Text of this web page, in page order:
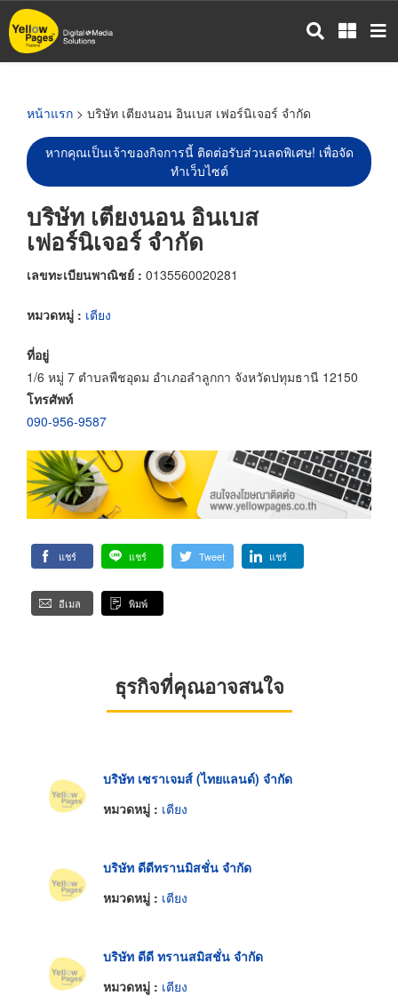
ข้าม
ไป
หน้าแรก > บริษัท เตียงนอน อินเบส เฟอร์นิเจอร์ จำกัด
หากคุณเป็นเจ้าของกิจการนี้ ติดต่อรับส่วนลดพิเศษ! เพื่อจัด
ทำเว็บไซต์
บริษัท เตียงนอน อินเบส
เฟอร์นิเจอร์ จำกัด
เลขทะเบียนพาณิชย์ : 0135560020281
หมวดหมู่ : เตียง
ที่อยู่
1/6 หมู่ 7 ตำบลพืชอุดม อำเภอลำลูกกา จังหวัดปทุมธานี 12150
โทรศัพท์
090-956-9587
แชร์ แชร์ Tweet แชร์
อีเมล พิมพ์
ธุรกิจที่คุณอาจสนใจ
บริษัท เซราเจมส์ (ไทยแลนด์) จำกัด
หมวดหมู่ : เตียง
บริษัท ดีดีทรานมิสชั่น จำกัด
หมวดหมู่ : เตียง
บริษัท ดีดี ทรานสมิสชั่น จำกัด
หมวดหมู่ : เตียง